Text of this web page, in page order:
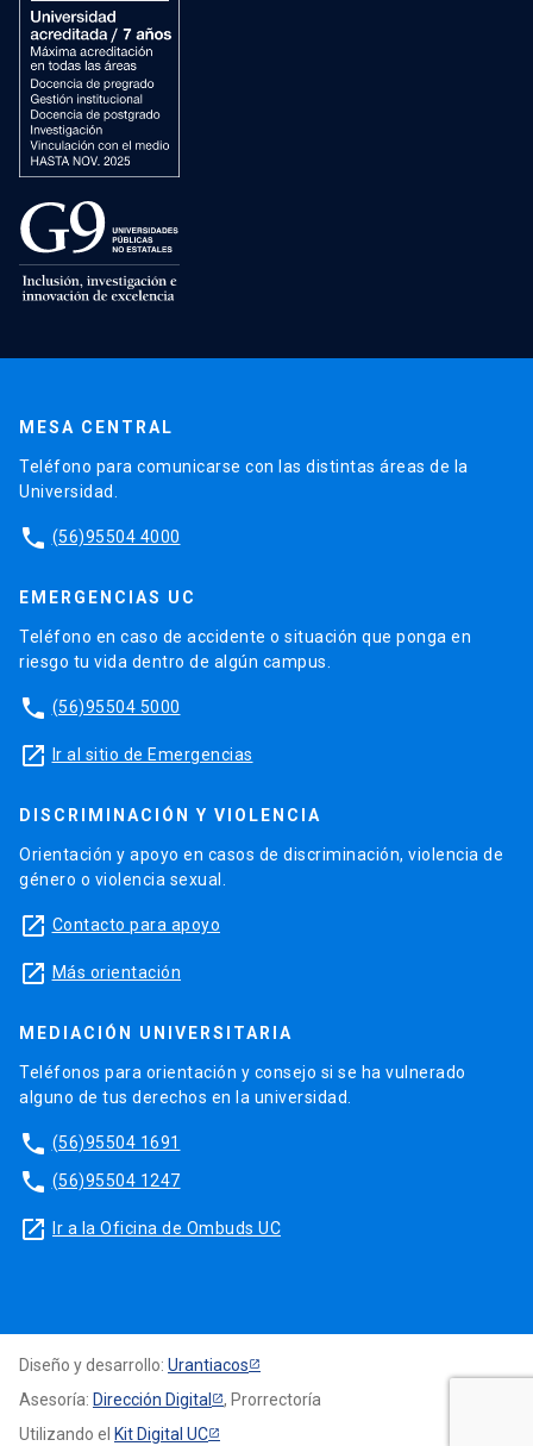
MESA CENTRAL
Teléfono para comunicarse con las distintas áreas de la
Universidad.
phone (56)95504 4000
EMERGENCIAS UC
Teléfono en caso de accidente o situación que ponga en
riesgo tu vida dentro de algún campus.
phone (56)95504 5000
launch Ir al sitio de Emergencias
DISCRIMINACIÓN Y VIOLENCIA
Orientación y apoyo en casos de discriminación, violencia de
género o violencia sexual.
launch Contacto para apoyo
launch Más orientación
MEDIACIÓN UNIVERSITARIA
Teléfonos para orientación y consejo si se ha vulnerado
alguno de tus derechos en la universidad.
phone (56)95504 1691
phone (56)95504 1247
launch Ir a la Oficina de Ombuds UC
Diseño y desarrollo: Urantiacos
Asesoría: Dirección Digital
, Prorrectoría
Utilizando el Kit Digital UC